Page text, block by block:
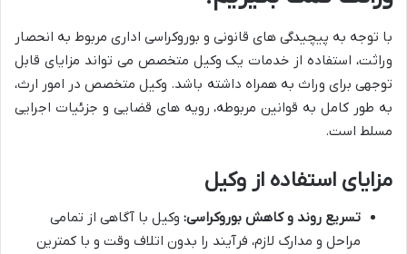
با توجه به پیچیدگی های قانونی و بوروکراسی اداری مربوط به انحصار
وراثت، استفاده از خدمات یک وکیل متخصص می تواند مزایای قابل
توجهی برای وراث به همراه داشته باشد. وکیل متخصص در امور ارث،
به طور کامل به قوانین مربوطه، رویه های قضایی و جزئیات اجرایی
مسلط است.
مزایای استفاده از وکیل
تسریع روند و کاهش بوروکراسی: وکیل با آگاهی از تمامی
مراحل و مدارک لازم، فرآیند را بدون اتلاف وقت و با کمترین